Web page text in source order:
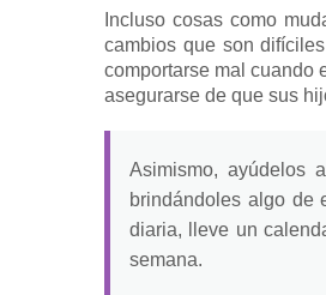
Incluso cosas como
cambios que son
comportarse mal cuando
asegurarse de que sus
Asimismo, ayúdelos
brindándoles algo de
diaria, lleve un
semana.